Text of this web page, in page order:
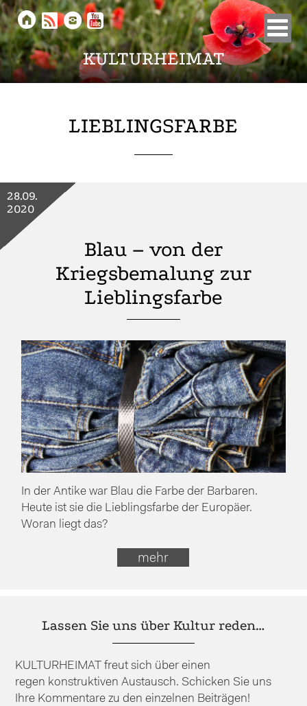
KULTURHEIMAT
    
LIEBLINGSFARBE
Blau – von der
Kriegsbemalung zur
Lieblingsfarbe
28.09.
2020
In der Antike war Blau die Farbe der Barbaren.
Heute ist sie die Lieblingsfarbe der Europäer.
Woran liegt das?
mehr
Lassen Sie uns über Kultur reden…
KULTURHEIMAT freut sich über einen
regen konstruktiven Austausch. Schicken Sie uns
Ihre Kommentare zu den einzelnen Beiträgen!